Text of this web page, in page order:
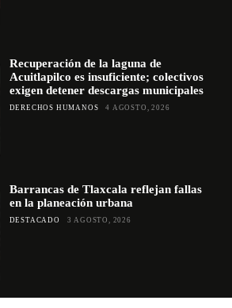
Recuperación de la laguna de
Acuitlapilco es insuficiente; colectivos
exigen detener descargas municipales
DERECHOS HUMANOS 4 AGOSTO, 2026
Barrancas de Tlaxcala reflejan fallas
en la planeación urbana
DESTACADO 3 AGOSTO, 2026